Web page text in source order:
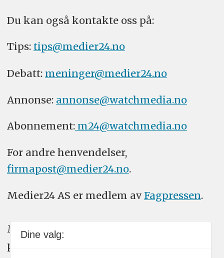
Du kan også kontakte oss på:
Tips: tips@medier24.no
Debatt: meninger@medier24.no
Annonse: annonse@watchmedia.no
Abonnement:m24@watchmedia.no
For andre henvendelser,
firmapost@medier24.no.
Medier24 AS er medlem av Fagpressen.
Medier24 arbeider etter Vær Varsom-
plakatens regler for god presseskikk.
Dine valg: